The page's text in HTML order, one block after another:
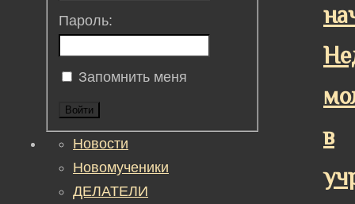
в
Пароль:
Запомнить меня
Войти
Новости
Новомученики
ДЕЛАТЕЛИ